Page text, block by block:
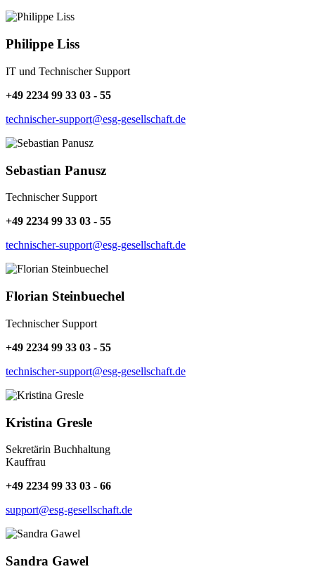
Philippe Liss
IT und Technischer Support
+49 2234 99 33 03 - 55
technischer-support@esg-gesellschaft.de
Sebastian Panusz
Technischer Support
+49 2234 99 33 03 - 55
technischer-support@esg-gesellschaft.de
Florian Steinbuechel
Technischer Support
+49 2234 99 33 03 - 55
technischer-support@esg-gesellschaft.de
Kristina Gresle
Sekretärin Buchhaltung
Kauffrau
+49 2234 99 33 03 - 66
support@esg-gesellschaft.de
Sandra Gawel